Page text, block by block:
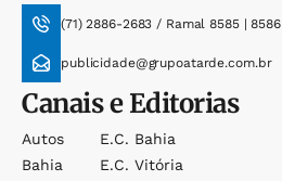
(71) 2886-2683 / Ramal 8585 | 8586
publicidade@grupoatarde.com.br
Canais e Editorias
Autos
Bahia
E.c. Bahia
E.c. Vitória